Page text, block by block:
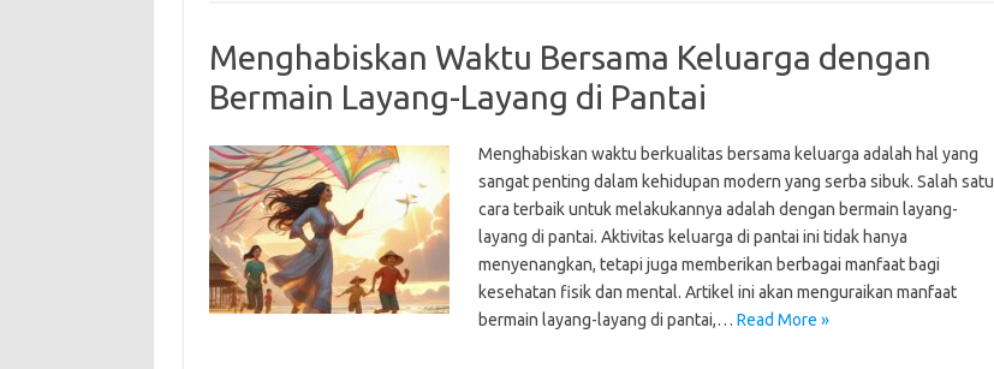
Menghabiskan Waktu Bersama Keluarga dengan
Bermain Layang-Layang di Pantai
Menghabiskan waktu berkualitas bersama keluarga adalah hal yang
sangat penting dalam kehidupan modern yang serba sibuk. Salah satu
cara terbaik untuk melakukannya adalah dengan bermain layang-
layang di pantai. Aktivitas keluarga di pantai ini tidak hanya
menyenangkan, tetapi juga memberikan berbagai manfaat bagi
kesehatan fisik dan mental. Artikel ini akan menguraikan manfaat
bermain layang-layang di pantai,… Read More »